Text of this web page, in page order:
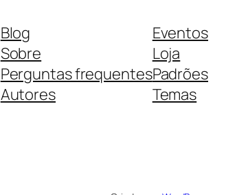
Blog
Sobre
Perguntas frequentes
Autores
Eventos
Loja
Padrões
Temas